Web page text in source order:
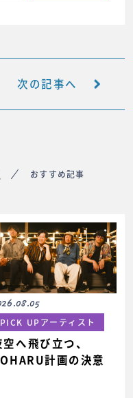
次の記事へ
おすすめ記事
PICK UPアーティスト
空へ飛び立つ、
計画の決意